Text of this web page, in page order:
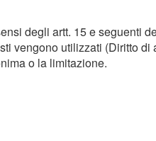
degli artt. 15 e seguenti
vengono utilizzati (Diritto di
o la limitazione.